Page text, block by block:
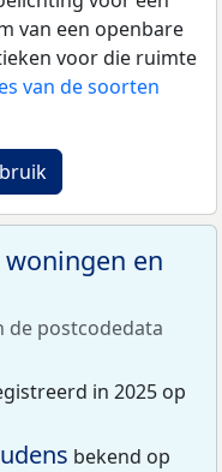
van een openbare
voor die ruimte
van de soorten
en
de postcodedata
in 2025 op
bekend op